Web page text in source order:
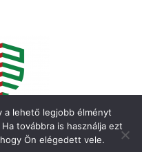
a lehető legjobb élményt
továbbra is használja ezt
Ön elégedett vele.